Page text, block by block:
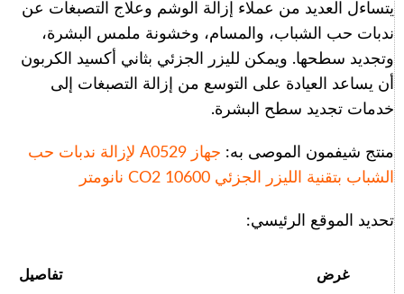
يتساءل العديد من عملاء إزالة الوشم وعلاج التصبغات عن
ندبات حب الشباب، والمسام، وخشونة ملمس البشرة،
وتجديد سطحها. ويمكن لليزر الجزئي بثاني أكسيد الكربون
أن يساعد العيادة على التوسع من إزالة التصبغات إلى
خدمات تجديد سطح البشرة.
منتج شيفمون الموصى به:
جهاز A0529 لإزالة ندبات حب
الشباب بتقنية الليزر الجزئي CO2 10600 نانومتر
تحديد الموقع الرئيسي:
غرض تفاصيل